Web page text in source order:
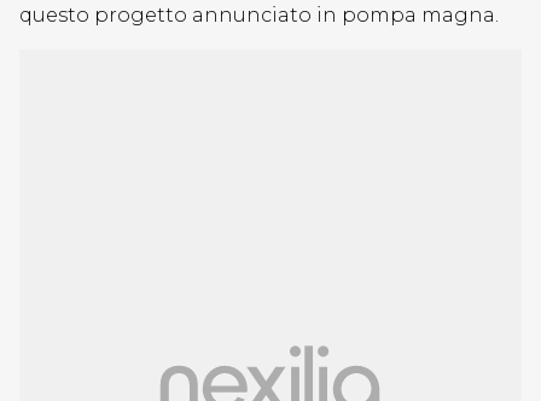
questo progetto annunciato in pompa magna.